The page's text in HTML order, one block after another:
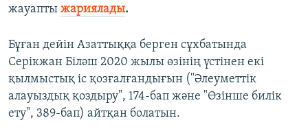
жауапты жариялады.
Бұған дейін Азаттыққа берген сұхбатында
Серікжан Біләш 2020 жылы өзінің үстінен екі
қылмыстық іс қозғалғандығын ("Әлеуметтік
алауыздық қоздыру", 174-бап және "Өзінше билік
ету", 389-бап) айтқан болатын.